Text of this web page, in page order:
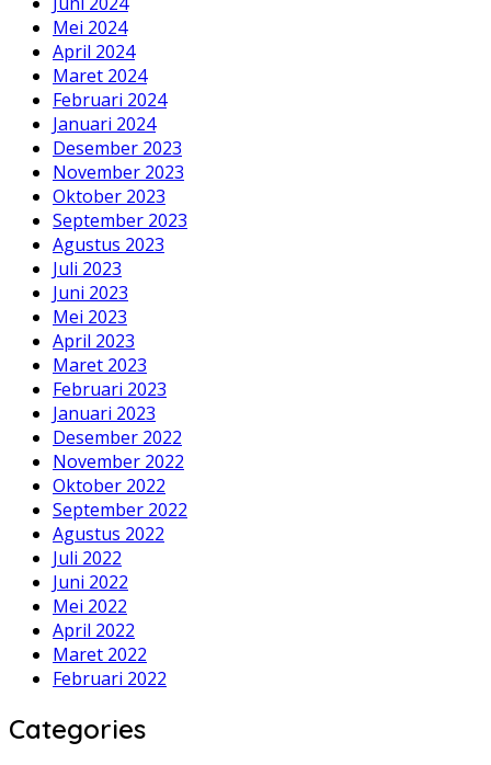
Mei 2024
April 2024
Maret 2024
Februari 2024
Januari 2024
Desember 2023
November 2023
Oktober 2023
September 2023
Agustus 2023
Juli 2023
Juni 2023
Mei 2023
April 2023
Maret 2023
Februari 2023
Januari 2023
Desember 2022
November 2022
Oktober 2022
September 2022
Agustus 2022
Juli 2022
Juni 2022
Mei 2022
April 2022
Maret 2022
Februari 2022
Categories